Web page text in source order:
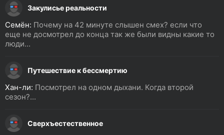
Закулисье реальности
Семён: Почему на 42 минуте слышен смех? если что
еще не досмотрел до конца так же были видны какие то
люди...
Путешествие к бессмертию
Хан-ли: Посмотрел на одном дыхани. Когда второй
сезон?...
Сверхъестественное